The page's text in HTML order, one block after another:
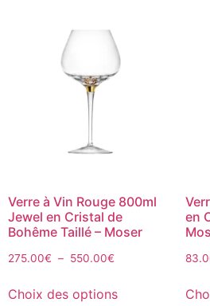
Verre à Vin Rouge 800ml
Jewel en Cristal de
Bohême Taillé – Moser
275.00€ – 550.00€
Choix des options
en